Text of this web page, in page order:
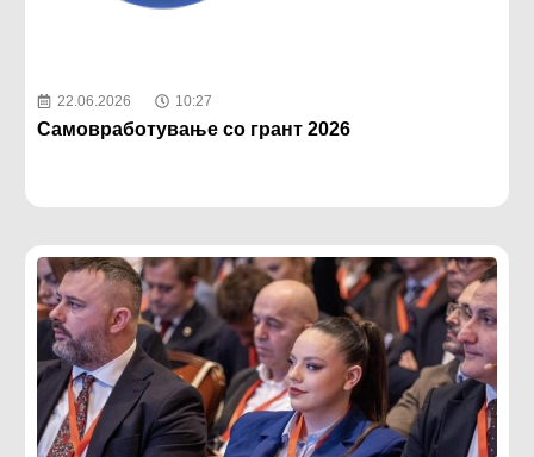
22.06.2026 10:27
Самовработување со грант 2026